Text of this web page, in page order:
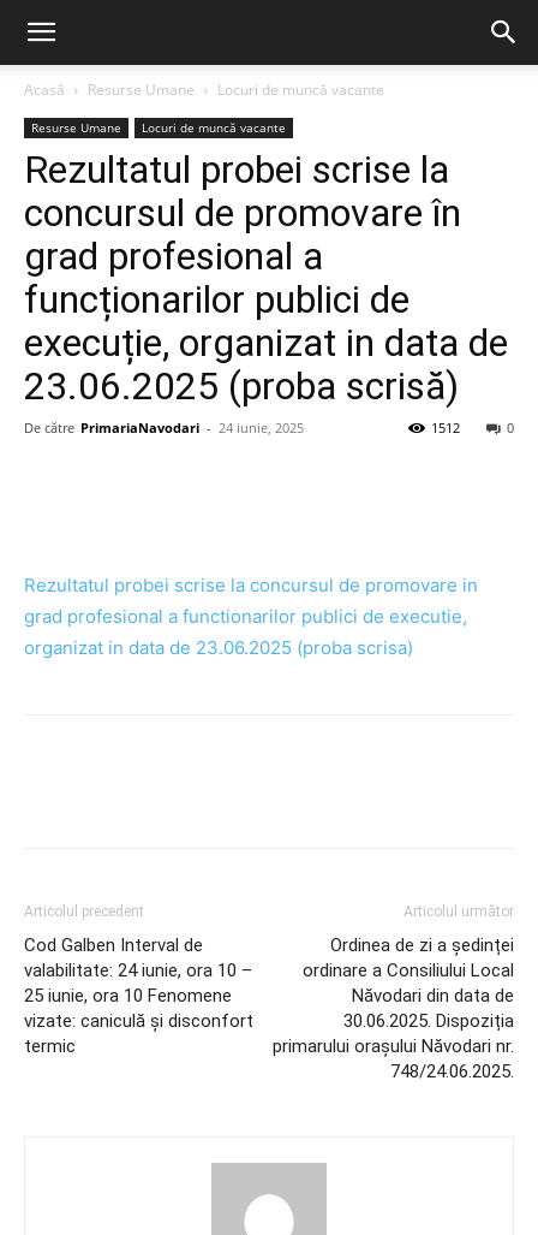
Acasă Resurse Umane Locuri de muncă vacante
Resurse Umane Locuri de muncă vacante
Rezultatul probei scrise la
concursul de promovare în
grad profesional a
funcționarilor publici de
execuție, organizat in data de
23.06.2025 (proba scrisă)
De către PrimariaNavodari - 24 iunie, 2025 0
1512
Rezultatul probei scrise la concursul de promovare in
grad profesional a functionarilor publici de executie,
organizat in data de 23.06.2025 (proba scrisa)
Articolul precedent
Cod Galben Interval de
valabilitate: 24 iunie, ora 10 –
25 iunie, ora 10 Fenomene
vizate: caniculă și disconfort
termic
Articolul următor
Ordinea de zi a ședinței
ordinare a Consiliului Local
Năvodari din data de
30.06.2025. Dispoziția
primarului orașului Năvodari nr.
748/24.06.2025.